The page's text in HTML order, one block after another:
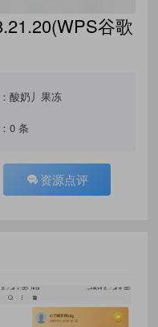
谷歌
酸奶丿果冻
0 条
资源点评